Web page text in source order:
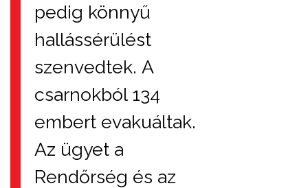
pedig könnyű
hallássérülést
szenvedtek. A
csarnokból 134
embert evakuáltak.
Az ügyet a
Rendőrség és az